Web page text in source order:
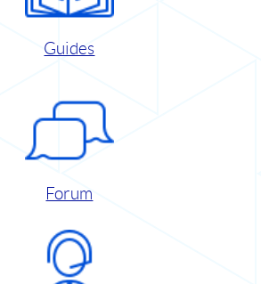
Guides
Forum